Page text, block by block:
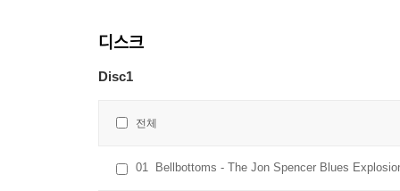
디스크
Disc1
전체
01 Bellbottoms - The Jon Spencer Blues